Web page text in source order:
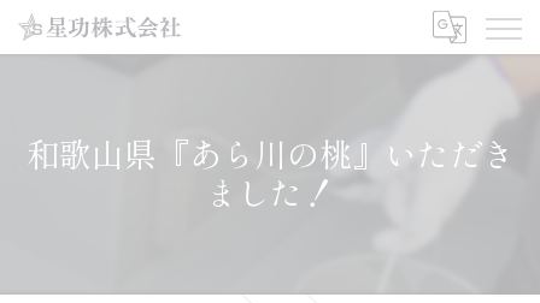
和歌山県『あら川の桃』いただき
ました！